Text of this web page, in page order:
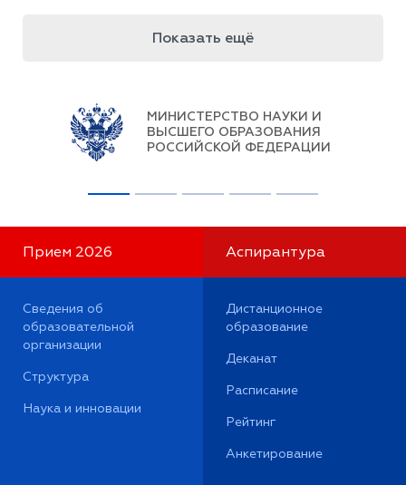
Показать ещё
МИНИСТЕРСТВО НАУКИ И
ВЫСШЕГО ОБРАЗОВАНИЯ
РОССИЙСКОЙ ФЕДЕРАЦИИ
Сведения об
образовательной
организации
Структура
Наука и инновации
Дистанционное
образование
Деканат
Расписание
Рейтинг
Анкетирование
Прием 2026 Аспирантура